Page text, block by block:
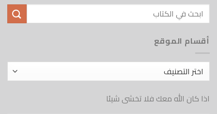
أقسام الموقع
أقسام
الموقع
اذا كان الله معك فلا تخشى شيئا